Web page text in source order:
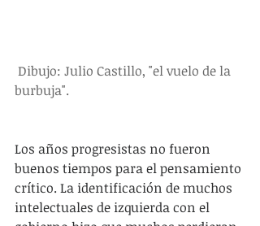
burbuja".
Los años progresistas no fueron
buenos tiempos para el pensamiento
crítico. La identificación de muchos
intelectuales de izquierda con el